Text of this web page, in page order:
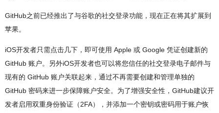
GitHub之前已经推出了与谷歌的社交登录功能，现在正在将其扩展到
苹果。
iOS开发者只需点击几下，即可使用 Apple 或 Google 凭证创建新的
GitHub 账户。另外iOS开发者也可以将您信任的社交登录电子邮件与
现有的 GitHub 账户关联起来，通过不再需要创建和管理单独的
GitHub 密码来进一步保障账户安全。为了增强安全性，GitHub建议开
发者启用双重身份验证（2FA），并添加一个密钥或密码用于账户恢